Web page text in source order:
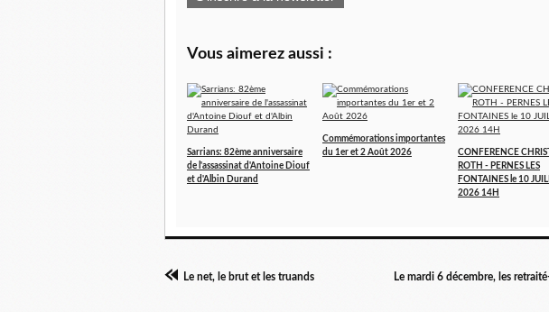
Vous aimerez aussi :
Sarrians: 82ème anniversaire
de l'assassinat d'Antoine Diouf
et d'Albin Durand
Commémorations importantes
du 1er et 2 Août 2026
CONFERENCE
ROTH - PERNES LES
FONTAINES le 10
2026 14H
Le net, le brut et les truands Le mardi 6 décembre, les